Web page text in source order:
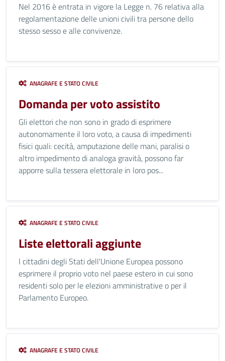
Nel 2016 è entrata in vigore la Legge n. 76 relativa alla
regolamentazione delle unioni civili tra persone dello
stesso sesso e alle convivenze.
ANAGRAFE E STATO CIVILE
Domanda per voto assistito
Gli elettori che non sono in grado di esprimere
autonomamente il loro voto, a causa di impedimenti
fisici quali: cecità, amputazione delle mani, paralisi o
altro impedimento di analoga gravità, possono far
apporre sulla tessera elettorale in loro pos...
ANAGRAFE E STATO CIVILE
Liste elettorali aggiunte
I cittadini degli Stati dell'Unione Europea possono
esprimere il proprio voto nel paese estero in cui sono
residenti solo per le elezioni amministrative o per il
Parlamento Europeo.
ANAGRAFE E STATO CIVILE